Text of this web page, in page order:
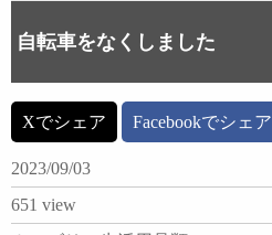
自転車をなくしました
Xでシェア Facebookでシェア
2023/09/03
651 view